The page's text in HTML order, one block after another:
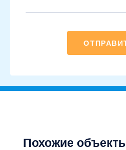
Похожие